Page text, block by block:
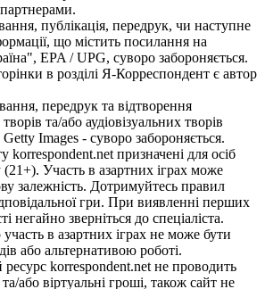
публікація, передрук, чи наступне
що містить посилання на
EPA / UPG, суворо забороняється.
в розділі Я-Корреспондент є автор
передрук та відтворення
та/або аудіовізуальних творів
Images - суворо забороняється.
korrespondent.net призначені для осіб
Участь в азартних іграх може
залежність. Дотримуйтесь правил
гри. При виявленні перших
негайно зверніться до спеціаліста.
в азартних іграх не може бути
або альтернативою роботі.
korrespondent.net не проводить
та/або віртуальні гроші, також сайт не